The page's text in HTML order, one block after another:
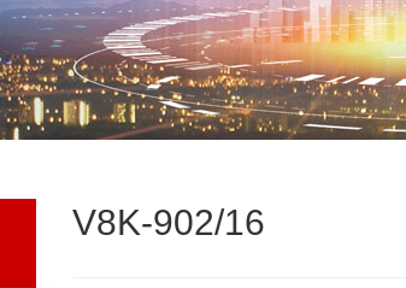
V8K-902/16